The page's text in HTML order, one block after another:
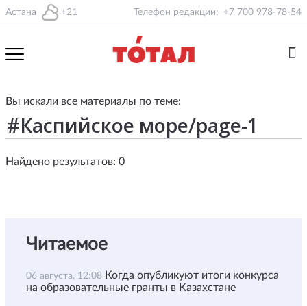
Астана +21 Телефон редакции: +7 700 978-78-54
Вы искали все материалы по теме:
Найдено результатов: 0
Читаемое
06 августа, 12:08 Когда опубликуют итоги конкурса
на образовательные гранты в Казахстане